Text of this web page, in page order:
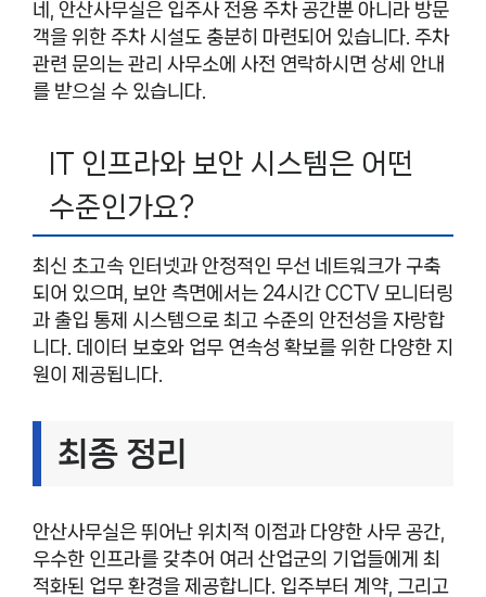
네, 안산사무실은 입주사 전용 주차 공간뿐 아니라 방문
객을 위한 주차 시설도 충분히 마련되어 있습니다. 주차
관련 문의는 관리 사무소에 사전 연락하시면 상세 안내
를 받으실 수 있습니다.
IT 인프라와 보안 시스템은 어떤
수준인가요?
최신 초고속 인터넷과 안정적인 무선 네트워크가 구축
되어 있으며, 보안 측면에서는 24시간 CCTV 모니터링
과 출입 통제 시스템으로 최고 수준의 안전성을 자랑합
니다. 데이터 보호와 업무 연속성 확보를 위한 다양한 지
원이 제공됩니다.
최종 정리
안산사무실은 뛰어난 위치적 이점과 다양한 사무 공간,
우수한 인프라를 갖추어 여러 산업군의 기업들에게 최
적화된 업무 환경을 제공합니다. 입주부터 계약, 그리고